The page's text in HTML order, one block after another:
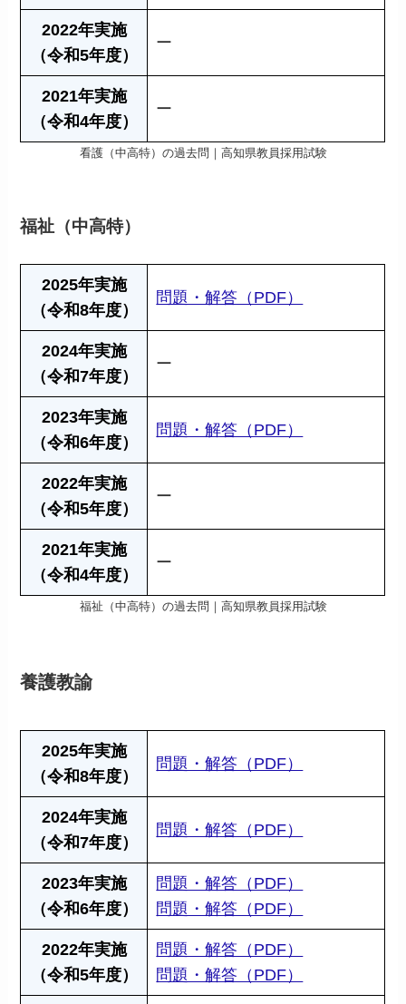
2022年実施
（令和5年度）
ー
2021年実施
（令和4年度）
ー
看護（中高特）の過去問｜高知県教員採用試験
福祉（中高特）
2025年実施
（令和8年度）
問題・解答（PDF）
2024年実施
（令和7年度）
ー
2023年実施
（令和6年度）
問題・解答（PDF）
2022年実施
（令和5年度）
ー
2021年実施
（令和4年度）
ー
福祉（中高特）の過去問｜高知県教員採用試験
養護教諭
2025年実施
（令和8年度）
問題・解答（PDF）
2024年実施
（令和7年度）
問題・解答（PDF）
2023年実施
（令和6年度）
問題・解答（PDF）
問題・解答（PDF）
2022年実施
（令和5年度）
問題・解答（PDF）
問題・解答（PDF）